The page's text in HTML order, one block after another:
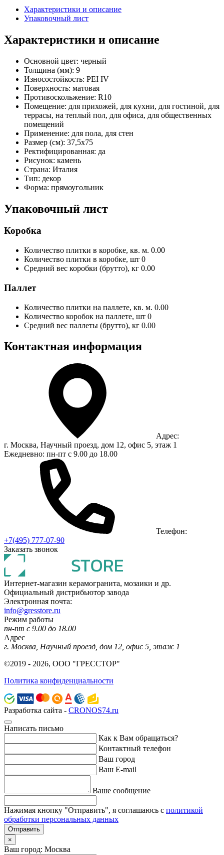
Характеристики и описание
Упаковочный лист
Характеристики и описание
Основной цвет: черный
Толщина (мм): 9
Износостойкость: PEI IV
Поверхность: матовая
Противоскольжение: R10
Помещение: для прихожей, для кухни, для гостиной, для
террасы, на теплый пол, для офиса, для общественных
помещений
Применение: для пола, для стен
Размер (см): 37,5x75
Ректифицированная: да
Рисунок: камень
Страна: Италия
Тип: декор
Форма: прямоугольник
Упаковочный лист
Коробка
Количество плитки в коробке, кв. м. 0.00
Количество плитки в коробке, шт 0
Средний вес коробки (брутто), кг 0.00
Паллет
Количество плитки на паллете, кв. м. 0.00
Количество коробок на паллете, шт 0
Средний вес паллеты (брутто), кг 0.00
Контактная информация
Адрес:
г. Москва, Научный проезд, дом 12, офис 5, этаж 1
Ежедневно: пн-пт с 9.00 до 18.00
Телефон:
+7(495) 777-07-90
Заказать звонок
Интернет-магазин керамогранита, мозаики и др.
Официальный дистрибьютор завода
Электронная почта:
info@gresstore.ru
Режим работы
пн-пт с 9.00 до 18.00
Адрес
г. Москва, Научный проезд, дом 12, офис 5, этаж 1
©2019 - 2026, ООО "ГРЕССТОР"
Политика конфиденциальности
Разработка сайта - CRONOS74.ru
Написать письмо
Как к Вам обращаться?
Контактный телефон
Ваш город
Ваш E-mail
Ваше сообщение
Нажимая кнопку "Отправить", я соглашаюсь с политикой
обработки персональных данных
Отправить
×
Ваш город: Москва